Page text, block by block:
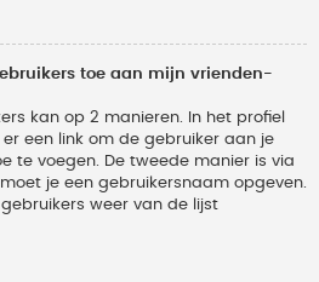
toe aan mijn vrienden-
kan op 2 manieren. In het profiel
een link om de gebruiker aan je
te voegen. De tweede manier is via
je een gebruikersnaam opgeven.
weer van de lijst